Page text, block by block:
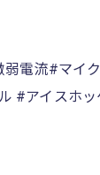
電流#マイ
#アイスホ